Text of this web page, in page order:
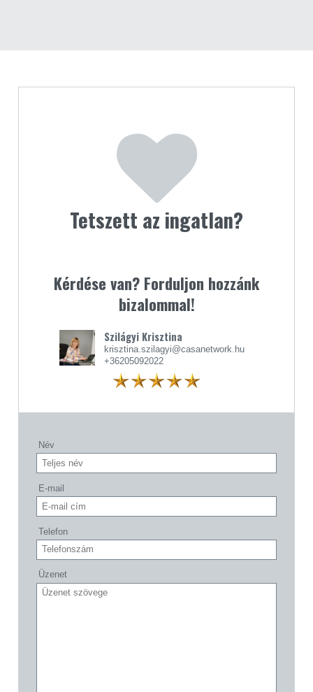
Tetszett az ingatlan?
Kérdése van? Forduljon hozzánk
bizalommal!
Szilágyi Krisztina
krisztina.szilagyi@casanetwork.hu
+36205092022
Név
E-mail
Telefon
Üzenet